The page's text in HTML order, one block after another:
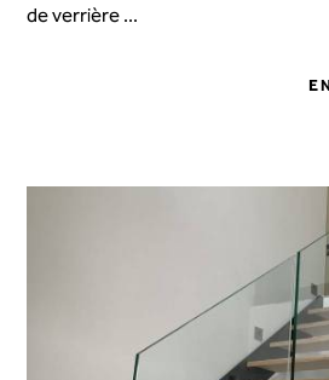
de verrière ...